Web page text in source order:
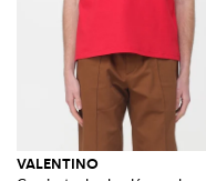
VALENTINO